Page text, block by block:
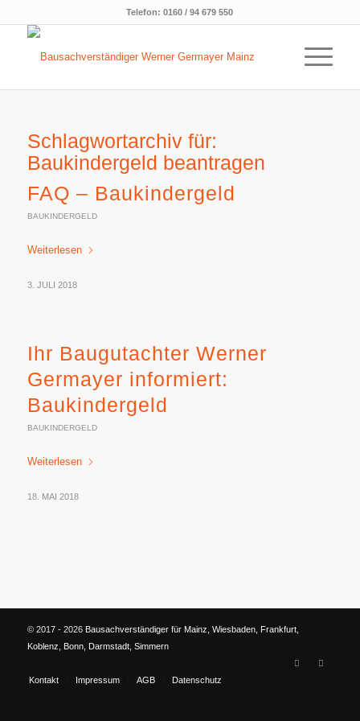
Telefon:0160 / 94 679 550
Schlagwortarchiv für:
Baukindergeld beantragen
FAQ – Baukindergeld
BAUKINDERGELD
Weiterlesen
3. JULI 2018
Ihr Baugutachter Werner
Germayer informiert:
Baukindergeld
BAUKINDERGELD
Weiterlesen
18. MAI 2018
© 2017 - 2026 Bausachverständiger für Mainz, Wiesbaden, Frankfurt,
Koblenz, Bonn, Darmstadt, Simmern
Kontakt Impressum AGB Datenschutz